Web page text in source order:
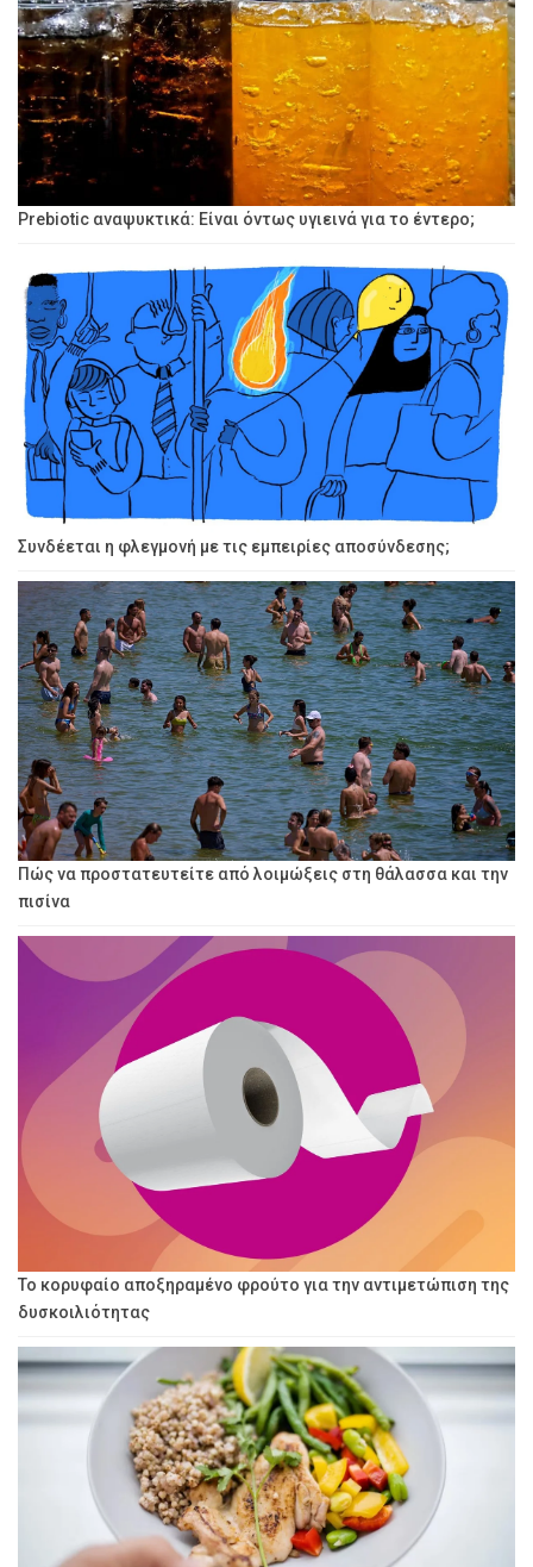
Prebiotic αναψυκτικά: Είναι όντως υγιεινά για το έντερο;
Συνδέεται η φλεγμονή με τις εμπειρίες αποσύνδεσης;
Πώς να προστατευτείτε από λοιμώξεις στη θάλασσα και την
πισίνα
Το κορυφαίο αποξηραμένο φρούτο για την αντιμετώπιση της
δυσκοιλιότητας